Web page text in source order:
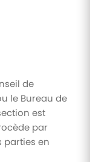
de
le Bureau de
est
par
parties en